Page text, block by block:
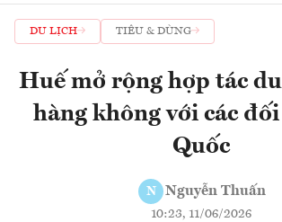
DU LỊCH TIÊU & DÙNG
Huế mở rộng hợp tác
hàng không với các
Quốc
N Nguyễn Thuấn
10:23, 11/06/2026